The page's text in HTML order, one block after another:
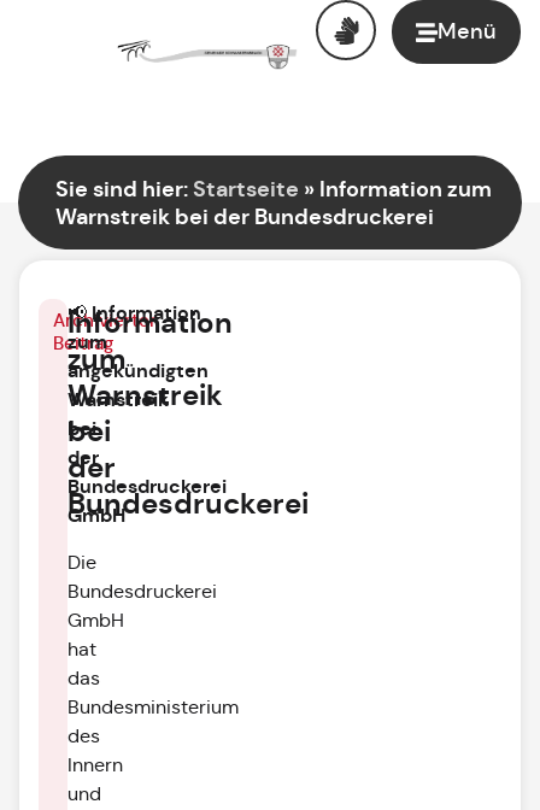
Menü
Sie sind hier:Startseite » Information zum
Warnstreik bei der Bundesdruckerei
Archivierter
Beitrag
Information
zum
Warnstreik
bei
der
Bundesdruckerei
📢Information
zum
angekündigten
Warnstreik
bei
der
Bundesdruckerei
GmbH
Die
Bundesdruckerei
GmbH
hat
das
Bundesministerium
des
Innern
und